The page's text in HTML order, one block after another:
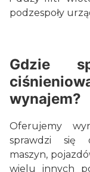
podzespoły
Gdzie
wynajem?
Oferujemy
sprawdzi się
maszyn,
wielu innych